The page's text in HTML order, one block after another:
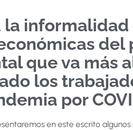
la
del
que va más
los
por
en este escrito